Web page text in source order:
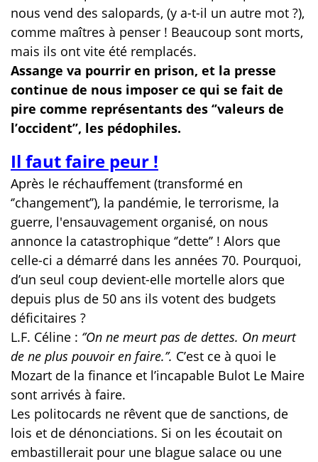
nous vend des salopards, (y a-t-il un autre mot ?),
comme maîtres à penser ! Beaucoup sont morts,
mais ils ont vite été remplacés.
Assange va pourrir en prison, et la presse
continue de nous imposer ce qui se fait de
pire comme représentants des ‘’valeurs de
l’occident’’, les pédophiles.
Il faut faire peur !
Après le réchauffement (transformé en
‘’changement’’), la pandémie, le terrorisme, la
guerre, l'ensauvagement organisé, on nous
annonce la catastrophique ‘’dette’’ ! Alors que
celle-ci a démarré dans les années 70. Pourquoi,
d’un seul coup devient-elle mortelle alors que
depuis plus de 50 ans ils votent des budgets
déficitaires ?
L.F. Céline : ‘’On ne meurt pas de dettes. On meurt
de ne plus pouvoir en faire.’’. C’est ce à quoi le
Mozart de la finance et l’incapable Bulot Le Maire
sont arrivés à faire.
Les politocards ne rêvent que de sanctions, de
lois et de dénonciations. Si on les écoutait on
embastillerait pour une blague salace ou une